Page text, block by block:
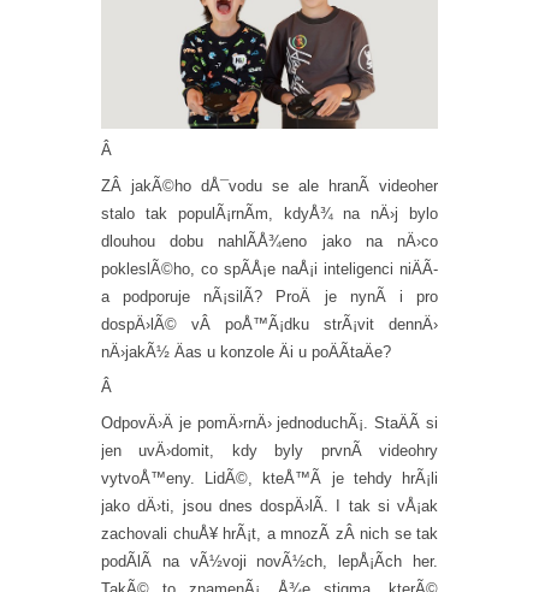
Â
ZÂ jakÃ©ho dÅ¯vodu se ale hranÃ­ videoher
stalo tak populÃ¡rnÃ­m, kdyÅ¾ na nÄ›j bylo
dlouhou dobu nahlÃ­Å¾eno jako na nÄ›co
pokleslÃ©ho, co spÃ­Å¡e naÅ¡i inteligenci niÄÃ­
a podporuje nÃ¡silÃ­? ProÄ je nynÃ­ i pro
dospÄ›lÃ© vÂ poÅ™Ã¡dku strÃ¡vit dennÄ›
nÄ›jakÃ½ Äas u konzole Äi u poÄÃ­taÄe?
Â
OdpovÄ›Ä je pomÄ›rnÄ› jednoduchÃ¡. StaÄÃ­ si
jen uvÄ›domit, kdy byly prvnÃ­ videohry
vytvoÅ™eny. LidÃ©, kteÅ™Ã­ je tehdy hrÃ¡li
jako dÄ›ti, jsou dnes dospÄ›lÃ­. I tak si vÅ¡ak
zachovali chuÅ¥ hrÃ¡t, a mnozÃ­ zÂ nich se tak
podÃ­lÃ­ na vÃ½voji novÃ½ch, lepÅ¡Ã­ch her.